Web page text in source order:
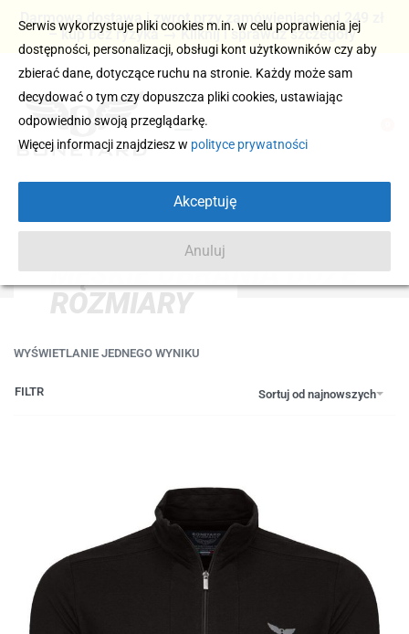
Darmowa dostawa i zwrot przy zamówieniach od 249 zł
– kup bez ryzyka → Kliknij i sprawdź szczegóły
MĘSKIE UBRANIA DUŻE
ROZMIARY
WYŚWIETLANIE JEDNEGO WYNIKU
Sortuj od najnowszych
FILTR
Serwis wykorzystuje pliki cookies m.in. w celu poprawienia jej
dostępności, personalizacji, obsługi kont użytkowników czy aby
zbierać dane, dotyczące ruchu na stronie. Każdy może sam
decydować o tym czy dopuszcza pliki cookies, ustawiając
odpowiednio swoją przeglądarkę.
Więcej informacji znajdziesz w polityce prywatności
Akceptuję
Anuluj